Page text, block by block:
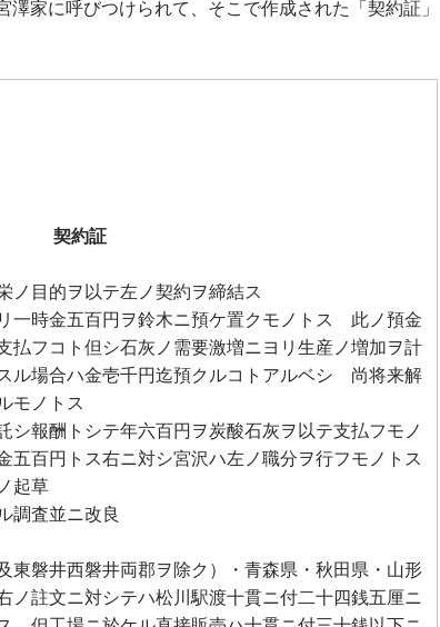
家に呼びつけられて、そこで作成された「契約証」
契約証
ノ目的ヲ以テ左ノ契約ヲ締結ス
一時金五百円ヲ鈴木ニ預ケ置クモノトス 此ノ預金
払フコト但シ石灰ノ需要激増ニヨリ生産ノ増加ヲ計
ル場合ハ金壱千円迄預クルコトアルベシ 尚将来解
モノトス
シ報酬トシテ年六百円ヲ炭酸石灰ヲ以テ支払フモノ
五百円トス右ニ対シ宮沢ハ左ノ職分ヲ行フモノトス
起草
査並ニ改良
東磐井西磐井両郡ヲ除ク）・青森県・秋田県・山形
ノ註文ニ対シテハ松川駅渡十貫ニ付二十四銭五厘ニ